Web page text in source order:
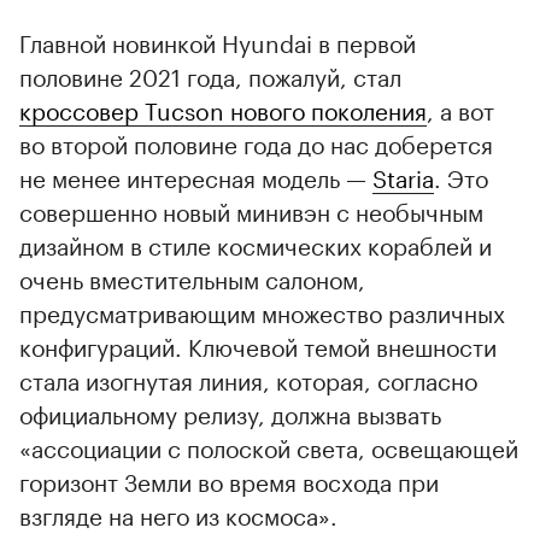
Главной новинкой Hyundai в первой
половине 2021 года, пожалуй, стал
кроссовер Tucson нового поколения , а вот
во второй половине года до нас доберется
не менее интересная модель — Staria . Это
совершенно новый минивэн с необычным
дизайном в стиле космических кораблей и
очень вместительным салоном,
предусматривающим множество различных
конфигураций. Ключевой темой внешности
стала изогнутая линия, которая, согласно
официальному релизу, должна вызвать
«ассоциации с полоской света, освещающей
горизонт Земли во время восхода при
взгляде на него из космоса».